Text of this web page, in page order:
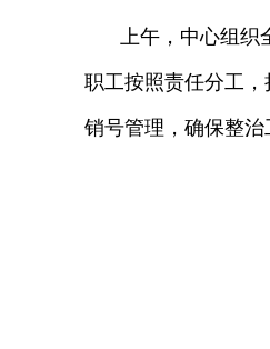
上午，中心组织
职工按照责任分工
销号管理，确保整治